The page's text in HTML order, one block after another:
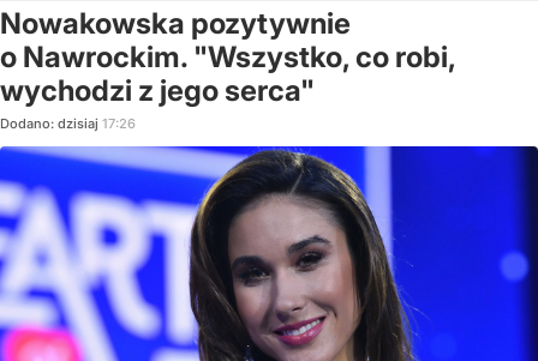
Nowakowska pozytywnie
o Nawrockim. "Wszystko, co robi,
wychodzi z jego serca"
Dodano: dzisiaj 17:26